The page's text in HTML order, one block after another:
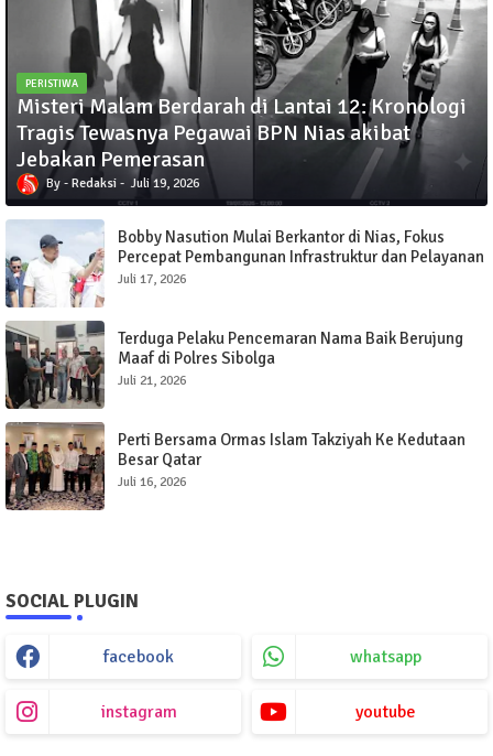
PERISTIWA
Misteri Malam Berdarah di Lantai 12: Kronologi
Tragis Tewasnya Pegawai BPN Nias akibat
Jebakan Pemerasan
Redaksi Juli 19, 2026
Bobby Nasution Mulai Berkantor di Nias, Fokus
Percepat Pembangunan Infrastruktur dan Pelayanan
Publik
Juli 17, 2026
Terduga Pelaku Pencemaran Nama Baik Berujung
Maaf di Polres Sibolga
Juli 21, 2026
Perti Bersama Ormas Islam Takziyah Ke Kedutaan
Besar Qatar
Juli 16, 2026
SOCIAL PLUGIN
facebook whatsapp
instagram youtube